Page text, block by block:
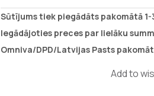
Sūtījums tiek piegādāts pakomātā
Iegādājoties preces par lielāku
Omniva/DPD/Latvijas Pasts
Add to